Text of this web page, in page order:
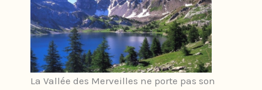
La Vallée des Merveilles ne porte pas son